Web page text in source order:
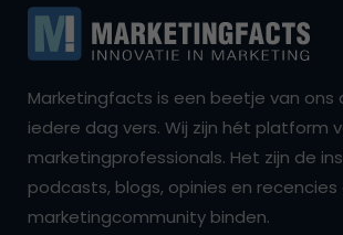
Marketingfacts is een beetje van ons
iedere dag vers. Wij zijn hét platform
marketingprofessionals. Het zijn de
podcasts, blogs, opinies en recencies
marketingcommunity binden.